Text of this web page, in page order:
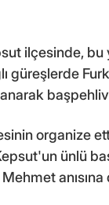
ilçesinde, bu
güreşlerde
organize
ünlü